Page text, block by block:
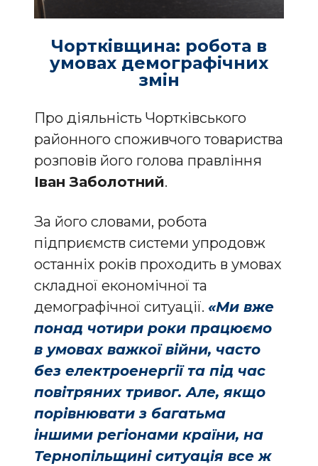
Чортківщина: робота в
умовах демографічних
змін
Про діяльність Чортківського
районного споживчого товариства
розповів його голова правління
Іван Заболотний.
За його словами, робота
підприємств системи упродовж
останніх років проходить в умовах
складної економічної та
демографічної ситуації. «Ми вже
понад чотири роки працюємо
в умовах важкої війни, часто
без електроенергії та під час
повітряних тривог. Але, якщо
порівнювати з багатьма
іншими регіонами країни, на
Тернопільщині ситуація все ж